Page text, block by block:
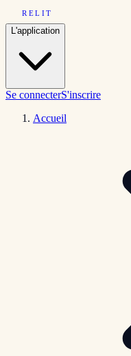
RELIT
L'application
Se connecterS'inscrire
Accueil